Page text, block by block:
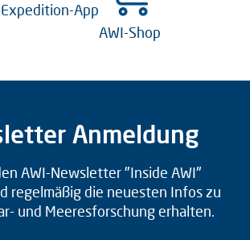
App
AWI-Shop
Anmeldung
AWI-Newsletter "Inside AWI"
regelmäßig die neuesten Infos zu
und Meeresforschung erhalten.